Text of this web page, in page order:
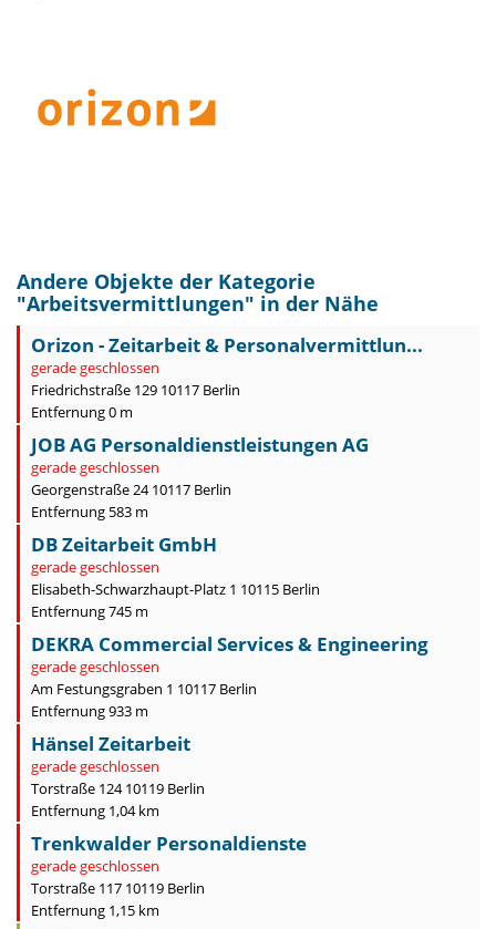
Andere Objekte der Kategorie
"Arbeitsvermittlungen" in der Nähe
Orizon - Zeitarbeit & Personalvermittlun...
gerade geschlossen
Friedrichstraße 129 10117 Berlin
Entfernung 0 m
JOB AG Personaldienstleistungen AG
gerade geschlossen
Georgenstraße 24 10117 Berlin
Entfernung 583 m
DB Zeitarbeit GmbH
gerade geschlossen
Elisabeth-Schwarzhaupt-Platz 1 10115 Berlin
Entfernung 745 m
DEKRA Commercial Services & Engineering
gerade geschlossen
Am Festungsgraben 1 10117 Berlin
Entfernung 933 m
Hänsel Zeitarbeit
gerade geschlossen
Torstraße 124 10119 Berlin
Entfernung 1,04 km
Trenkwalder Personaldienste
gerade geschlossen
Torstraße 117 10119 Berlin
Entfernung 1,15 km